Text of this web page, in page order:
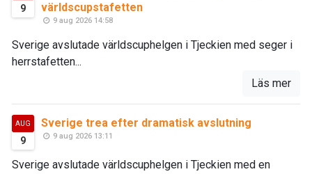
9
världscupstafetten
9 aug 2026 14:58
Sverige avslutade världscuphelgen i Tjeckien med seger i
herrstafetten...
Läs mer
AUG
9
Sverige trea efter dramatisk avslutning
9 aug 2026 13:11
Sverige avslutade världscuphelgen i Tjeckien med en